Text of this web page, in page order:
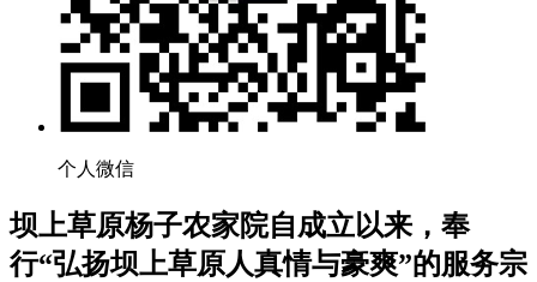
个人微信
坝上草原杨子农家院自成立以来，奉
行“弘扬坝上草原人真情与豪爽”的服务宗